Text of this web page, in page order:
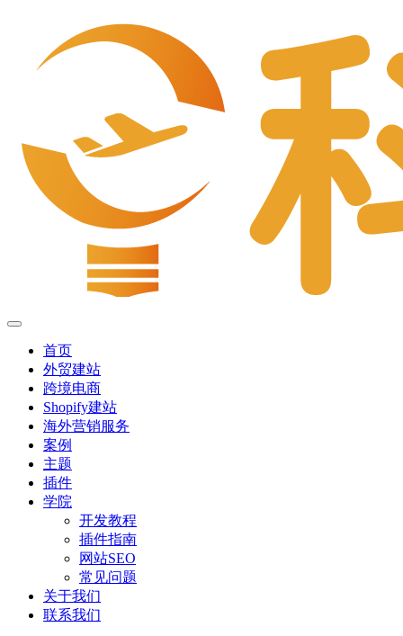
首页
外贸建站
跨境电商
Shopify建站
海外营销服务
案例
主题
插件
学院
开发教程
插件指南
网站SEO
常见问题
关于我们
联系我们